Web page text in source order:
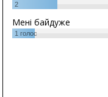
2
Мені байдуже
1 голос